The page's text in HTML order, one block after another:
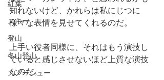
紅葉
スキー
登山
冬山登山
スノーシュー
知れないけど、かれらは私にじつに
様々な表情を見せてくれるのだ。
上手い役者同様に、それはもう演技し
ていると感じさせないほど上質な演技
なのだ。